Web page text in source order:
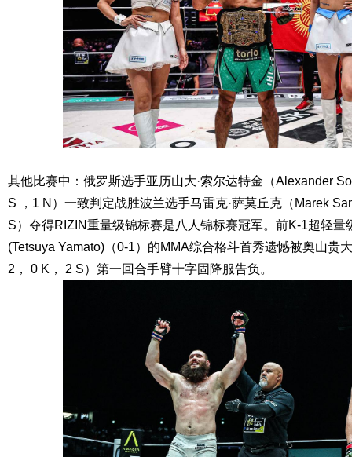
其他比赛中：俄罗斯选手亚历山大·索尔达特金（Alexander
S ，1 N）一致判定战胜波兰选手马雷克·萨莫丘克（Marek
S）夺得RIZIN重量级锦标赛是八人锦标赛冠军。前K-1超轻量
(Tetsuya Yamato)（0-1）的MMA综合格斗首秀遗憾被奥山贵
2， 0 K， 2 S）第一回合手臂十字固降服告负。